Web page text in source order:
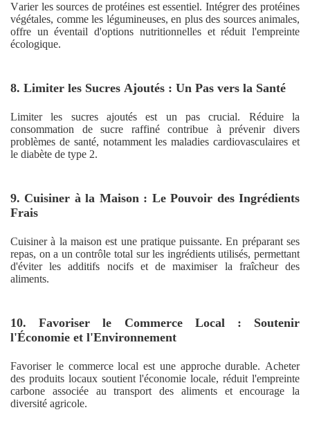
Varier les sources de protéines est essentiel. Intégrer des protéines
végétales, comme les légumineuses, en plus des sources animales,
offre un éventail d'options nutritionnelles et réduit l'empreinte
écologique.
8. Limiter les Sucres Ajoutés : Un Pas vers la Santé
Limiter les sucres ajoutés est un pas crucial. Réduire la
consommation de sucre raffiné contribue à prévenir divers
problèmes de santé, notamment les maladies cardiovasculaires et
le diabète de type 2.
9. Cuisiner à la Maison : Le Pouvoir des Ingrédients
Frais
Cuisiner à la maison est une pratique puissante. En préparant ses
repas, on a un contrôle total sur les ingrédients utilisés, permettant
d'éviter les additifs nocifs et de maximiser la fraîcheur des
aliments.
10. Favoriser le Commerce Local : Soutenir
l'Économie et l'Environnement
Favoriser le commerce local est une approche durable. Acheter
des produits locaux soutient l'économie locale, réduit l'empreinte
carbone associée au transport des aliments et encourage la
diversité agricole.